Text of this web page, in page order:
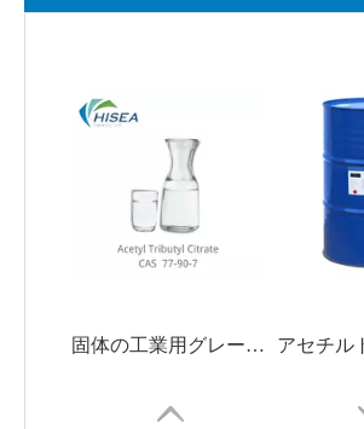
固体の工業用グレードの可塑剤 クエン酸アセチル トリブチル